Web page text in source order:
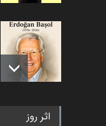
اثر روز